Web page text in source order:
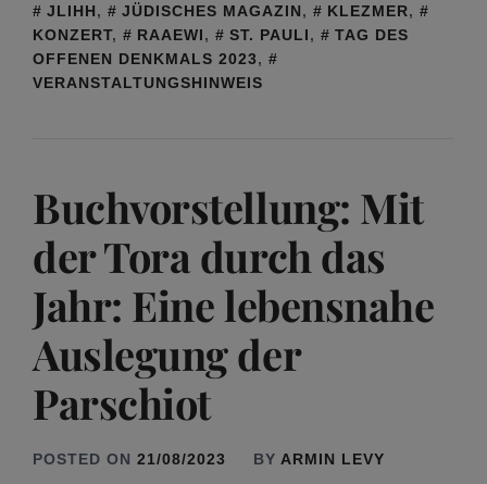
JLIHH, JÜDISCHES MAGAZIN, KLEZMER,
KONZERT, RAAEWI, ST. PAULI,
TAG DES
OFFENEN DENKMALS 2023,
VERANSTALTUNGSHINWEIS
Buchvorstellung: Mit
der Tora durch das
Jahr: Eine lebensnahe
Auslegung der
Parschiot
POSTED ON 21/08/2023 BY ARMIN LEVY